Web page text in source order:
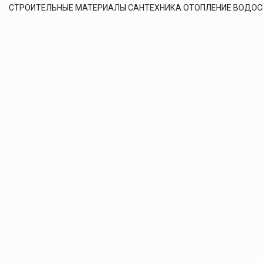
СТРОИТЕЛЬНЫЕ МАТЕРИАЛЫ САНТЕХНИКА ОТОПЛЕНИЕ